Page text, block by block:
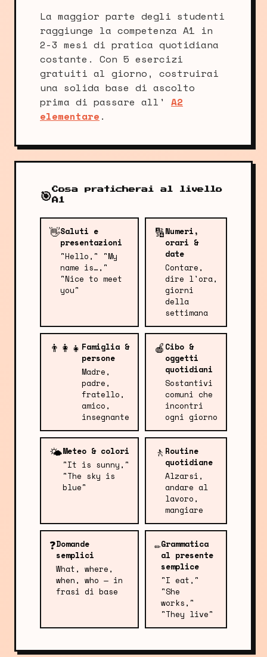
La maggior parte degli studenti
raggiunge la competenza A1 in
2-3 mesi di pratica quotidiana
costante. Con 5 esercizi
gratuiti al giorno, costruirai
una solida base di ascolto
prima di passare all' A2
elementare .
🎯Cosa praticherai al livello
A1
👋Saluti e
presentazioni
"Hello," "My
name is…,"
"Nice to meet
you"
🔢Numeri,
orari &
date
Contare,
dire l'ora,
giorni
della
settimana
👨‍👩‍👧 Famiglia &
persone
Madre,
padre,
fratello,
amico,
insegnante
🍎 Cibo &
oggetti
quotidiani
Sostantivi
comuni che
incontri
ogni giorno
🌤️Meteo & colori
"It is sunny,"
"The sky is
blue"
🚶 Routine
quotidiane
Alzarsi,
andare al
lavoro,
mangiare
❓Domande
semplici
What, where,
when, who — in
frasi di base
✏️Grammatica
al presente
semplice
"I eat,"
"She
works,"
"They live"